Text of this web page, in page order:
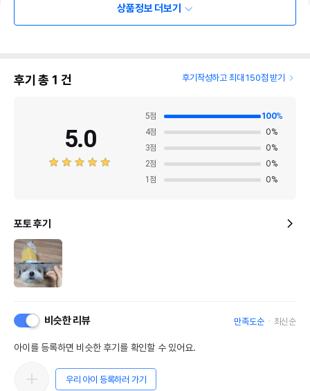
품명 및 모델명 리케이 일반콤 그레이하운드
상품정보 더보기
후기 총 1 건 후기작성하고 최대 150점 받기
5.0
5점 100%
4점 0%
3점 0%
2점 0%
1 점 0%
포토 후기
비슷한 리뷰 만족도순 최신순
아이를 등록하면 비슷한 후기를 확인할 수 있어요.
우리 아이 등록하러 가기